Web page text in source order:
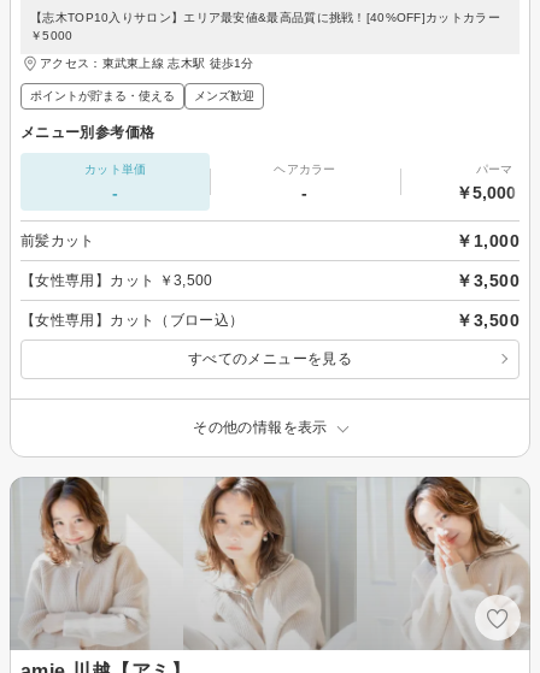
【志木TOP10入りサロン】エリア最安値&最高品質に挑戦！[40%OFF]カットカラー
￥5000
アクセス：東武東上線 志木駅 徒歩1分
ポイントが貯まる・使える メンズ歓迎
メニュー別参考価格
カット単価
-
ヘアカラー
-
パーマ
￥5,000～
前髪カット ￥1,000
【女性専用】カット ￥3,500 ￥3,500
【女性専用】カット（ブロー込） ￥3,500
すべてのメニューを見る
その他の情報を表示